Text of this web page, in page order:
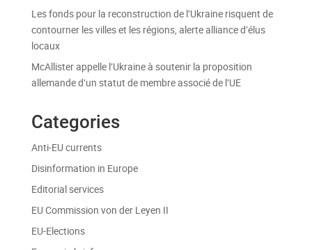
Les fonds pour la reconstruction de l’Ukraine risquent de
contourner les villes et les régions, alerte alliance d’élus
locaux
McAllister appelle l’Ukraine à soutenir la proposition
allemande d’un statut de membre associé de l’UE
Categories
Anti-EU currents
Disinformation in Europe
Editorial services
EU Commission von der Leyen II
EU-Elections